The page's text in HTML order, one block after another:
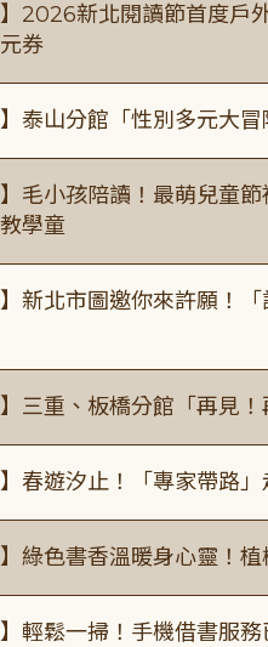
】2026新北閱讀節首度
券
】泰山分館「性別多元大
】毛小孩陪讀！最萌兒童
學童
】新北市圖邀你來許願！
】三重、板橋分館「再見
】春遊汐止！「專家帶路
】綠色書香溫暖身心靈！
】輕鬆一掃！手機借書服務